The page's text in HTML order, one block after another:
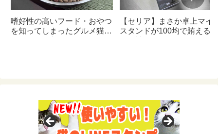
嗜好性の高いフード・おやつ
を知ってしまったグルメ猫の
【セリア】まさか卓上マイ
スタンドが100均で賄えるな